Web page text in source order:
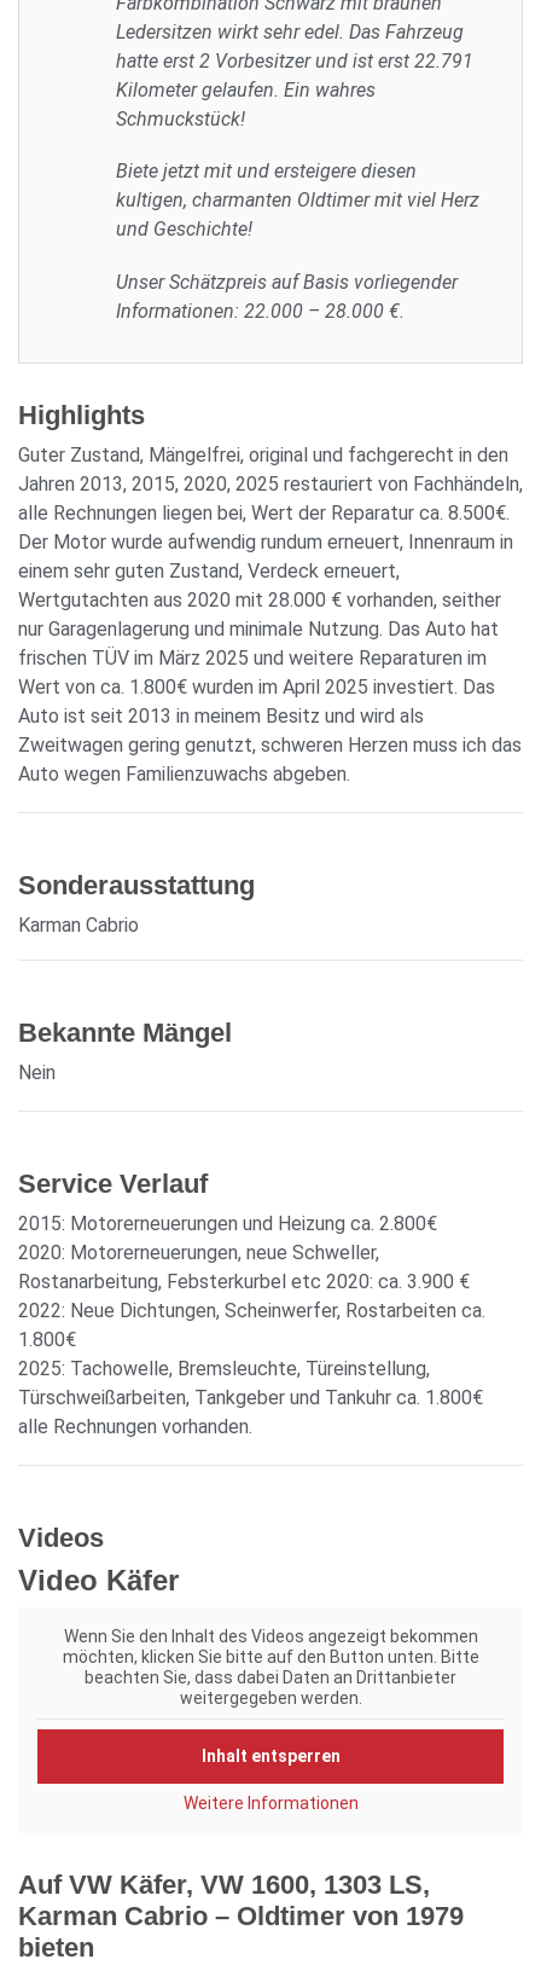
Ledersitzen wirkt sehr edel. Das Fahrzeug
hatte erst 2 Vorbesitzer und ist erst 22.791
Kilometer gelaufen. Ein wahres
Schmuckstück!
Biete jetzt mit und ersteigere diesen
kultigen, charmanten Oldtimer mit viel Herz
und Geschichte!
Unser Schätzpreis auf Basis vorliegender
Informationen: 22.000 – 28.000 €.
Highlights
Guter Zustand, Mängelfrei, original und fachgerecht in den
Jahren 2013, 2015, 2020, 2025 restauriert von Fachhändeln,
alle Rechnungen liegen bei, Wert der Reparatur ca. 8.500€.
Der Motor wurde aufwendig rundum erneuert, Innenraum in
einem sehr guten Zustand, Verdeck erneuert,
Wertgutachten aus 2020 mit 28.000 € vorhanden, seither
nur Garagenlagerung und minimale Nutzung. Das Auto hat
frischen TÜV im März 2025 und weitere Reparaturen im
Wert von ca. 1.800€ wurden im April 2025 investiert. Das
Auto ist seit 2013 in meinem Besitz und wird als
Zweitwagen gering genutzt, schweren Herzen muss ich das
Auto wegen Familienzuwachs abgeben.
Sonderausstattung
Karman Cabrio
Bekannte Mängel
Nein
Service Verlauf
2015: Motorerneuerungen und Heizung ca. 2.800€
2020: Motorerneuerungen, neue Schweller,
Rostanarbeitung, Febsterkurbel etc 2020: ca. 3.900 €
2022: Neue Dichtungen, Scheinwerfer, Rostarbeiten ca.
1.800€
2025: Tachowelle, Bremsleuchte, Türeinstellung,
Türschweißarbeiten, Tankgeber und Tankuhr ca. 1.800€
alle Rechnungen vorhanden.
Videos
Video Käfer
Wenn Sie den Inhalt des Videos angezeigt bekommen
möchten, klicken Sie bitte auf den Button unten. Bitte
beachten Sie, dass dabei Daten an Drittanbieter
weitergegeben werden.
Inhalt entsperren
Weitere Informationen
Auf VW Käfer, VW 1600, 1303 LS,
Karman Cabrio – Oldtimer von 1979
bieten